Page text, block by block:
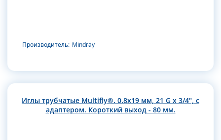
Производитель: Mindray
Иглы трубчатые Multifly®. 0.8х19 мм, 21 G x 3/4", с
адаптером. Короткий выход - 80 мм.